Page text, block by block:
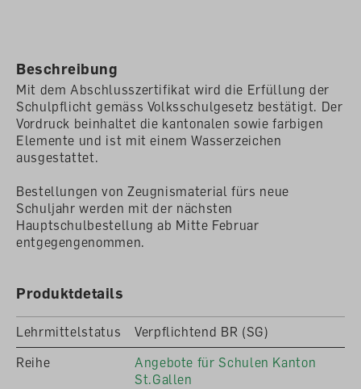
Beschreibung
Mit dem Abschlusszertifikat wird die Erfüllung der
Schulpflicht gemäss Volksschulgesetz bestätigt. Der
Vordruck beinhaltet die kantonalen sowie farbigen
Elemente und ist mit einem Wasserzeichen
ausgestattet.
Bestellungen von Zeugnismaterial fürs neue
Schuljahr werden mit der nächsten
Hauptschulbestellung ab Mitte Februar
entgegengenommen.
Produktdetails
Lehrmittelstatus
Verpflichtend BR (SG)
Reihe
Angebote für Schulen Kanton
St.Gallen